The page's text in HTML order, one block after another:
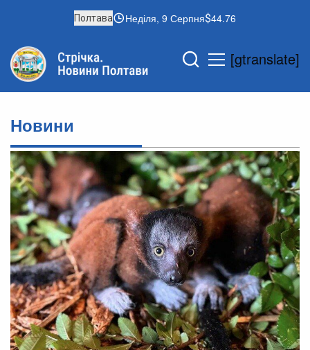
Полтава Неділя, 9 Серпня 44.76
[gtranslate]
Новини